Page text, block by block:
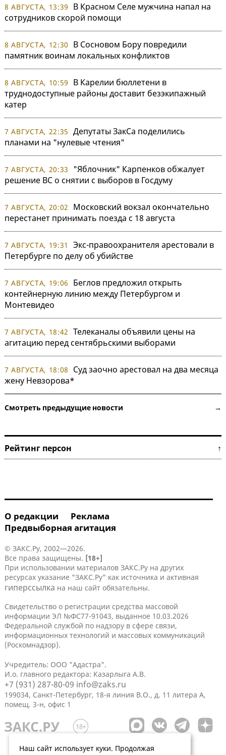
8 АВГУСТА, 13:39
В Красном Селе мужчина напал на
сотрудников скорой помощи
8 АВГУСТА, 12:30
В Сосновом Бору повредили
памятник воинам локальных конфликтов
8 АВГУСТА, 10:59
В Карелии бюллетени в
труднодоступные районы доставит безэкипажный
катер
7 АВГУСТА, 22:35 Депутаты ЗакСа поделились
планами на "нулевые чтения"
7 АВГУСТА, 20:33
"Яблочник" Карпенков обжалует
решение ВС о снятии с выборов в Госдуму
7 АВГУСТА, 20:02
Московский вокзал окончательно
перестанет принимать поезда с 18 августа
7 АВГУСТА, 19:31
Экс-правоохранителя арестовали в
Петербурге по делу об убийстве
7 АВГУСТА, 19:06
Беглов предложил открыть
контейнерную линию между Петербургом и
Монтевидео
7 АВГУСТА, 18:42 Телеканалы объявили цены на
агитацию перед сентябрьскими выборами
7 АВГУСТА, 18:08
Суд заочно арестовал на два месяца
жену Невзорова*
Смотреть предыдущие новости →
Рейтинг персон ↑
О редакции
Реклама
Предвыборная агитация
© ЗАКС.Ру, 2002—2026.
Все права защищены. [18+]
При использовании материалов ЗАКС.Ру на других
ресурсах указание "ЗАКС.Ру" как источника и активная
гиперссылка на наш сайт обязательны.
Свидетельство о регистрации средства массовой
информации ЭЛ №ФС77-91043, выданное 10.03.2026
Федеральной службой по надзору в сфере связи,
информационных технологий и массовых коммуникаций
(Роскомнадзор).
Учредитель: ООО "Адастра".
И.о. главного редактора: Казарлыга А.В.
+7 (931) 287-80-09 info@zaks.ru
199034, Санкт-Петербург, 18-я линия В.О., д. 11 литера А,
помещ. 3-н, офис 1
Наш сайт использует куки. Продолжая